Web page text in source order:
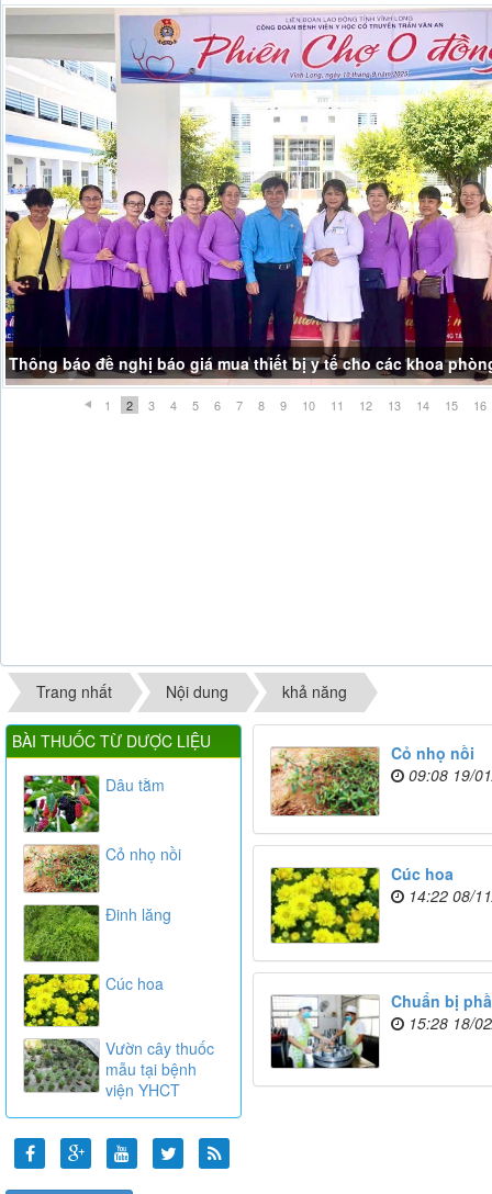
Thông báo đề nghị báo giá mua thiết bị y tế cho các khoa
1 2 3 4 5 6 7 8 9 10 11 12 13 14 15 16
Trang nhất Nội dung khả năng
Cỏ nhọ nồi
09:08 19/
Cúc hoa
14:22 08/
Chuẩn bị
15:28 18/
BÀI THUỐC TỪ DƯỢC LIỆU
Dâu tằm
Cỏ nhọ nồi
Đinh lăng
Cúc hoa
Vườn cây thuốc
mẫu tại bệnh
viện YHCT